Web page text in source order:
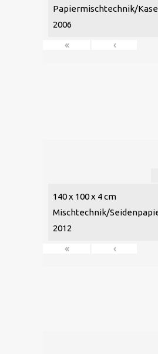
Papiermischtechnik/
2006
« ‹
140 x 100 x 4 cm
Mischtechnik/
2012
« ‹